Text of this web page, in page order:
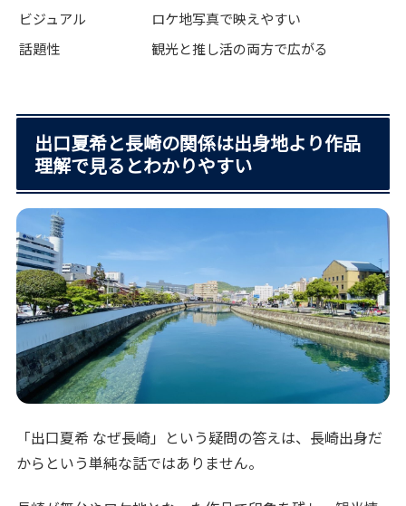
ビジュアル
ロケ地写真で映えやすい
話題性
観光と推し活の両方で広がる
出口夏希と長崎の関係は出身地より作品
理解で見るとわかりやすい
「出口夏希 なぜ長崎」という疑問の答えは、長崎出身だ
からという単純な話ではありません。